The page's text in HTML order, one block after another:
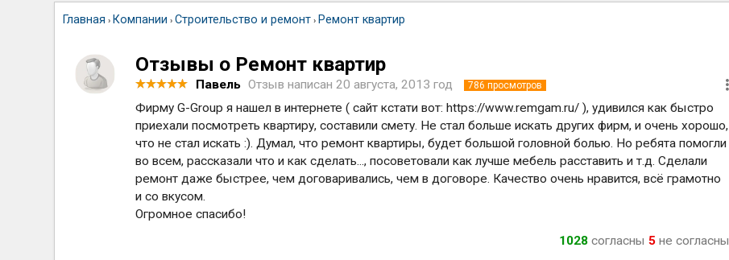
Главная › Компании ›Строительство и ремонт › Ремонт квартир
Отзывы о Ремонт квартир
Павель Отзыв написан20 августа, 2013 год 786 просмотров
Фирму G-Group я нашел в интернете ( сайт кстати вот: https://www.remgam.ru/ ), удивился как быстро
приехали посмотреть квартиру, составили смету. Не стал больше искать других фирм, и очень хорошо,
что не стал искать :). Думал, что ремонт квартиры, будет большой головной болью. Но ребята помогли
во всем, рассказали что и как сделать..., посоветовали как лучше мебель расставить и т.д. Сделали
ремонт даже быстрее, чем договаривались, чем в договоре. Качество очень нравится, всё грамотно
и со вкусом.
Огромное спасибо!
1028согласны 5не согласны